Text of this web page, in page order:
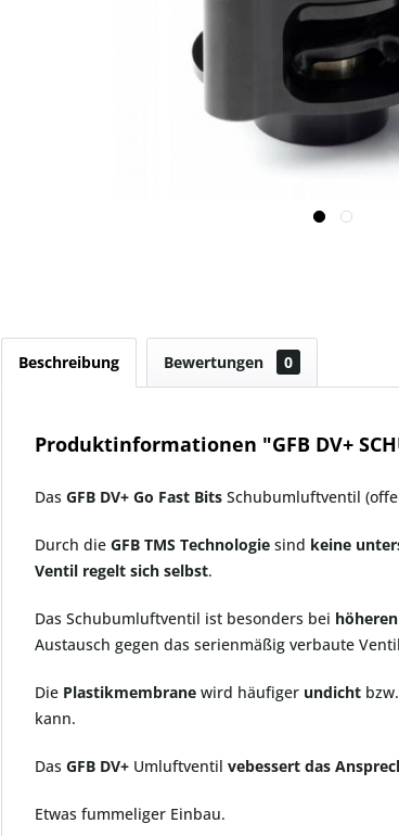
Beschreibung Bewertungen 0
Produktinformationen "GFB DV+
Das GFB DV+ Go Fast Bits Schubumluftventil
Durch die GFB TMS Technologie sind keine
Ventil regelt sich selbst.
Das Schubumluftventil ist besonders bei
Austausch gegen das serienmäßig verbaute
Die Plastikmembrane wird häufiger undicht bzw.
kann.
Das GFB DV+ Umluftventil vebessert das
Etwas fummeliger Einbau.